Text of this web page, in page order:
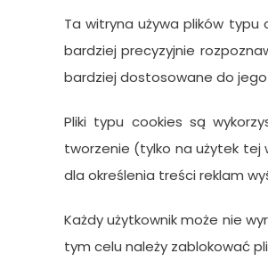
Ta witryna używa plików
bardziej precyzyjnie
bardziej dostosowane do
Pliki typu cookies są
tworzenie (tylko na użytek tej
dla określenia treści reklam
Każdy użytkownik może nie
tym celu należy zablokować